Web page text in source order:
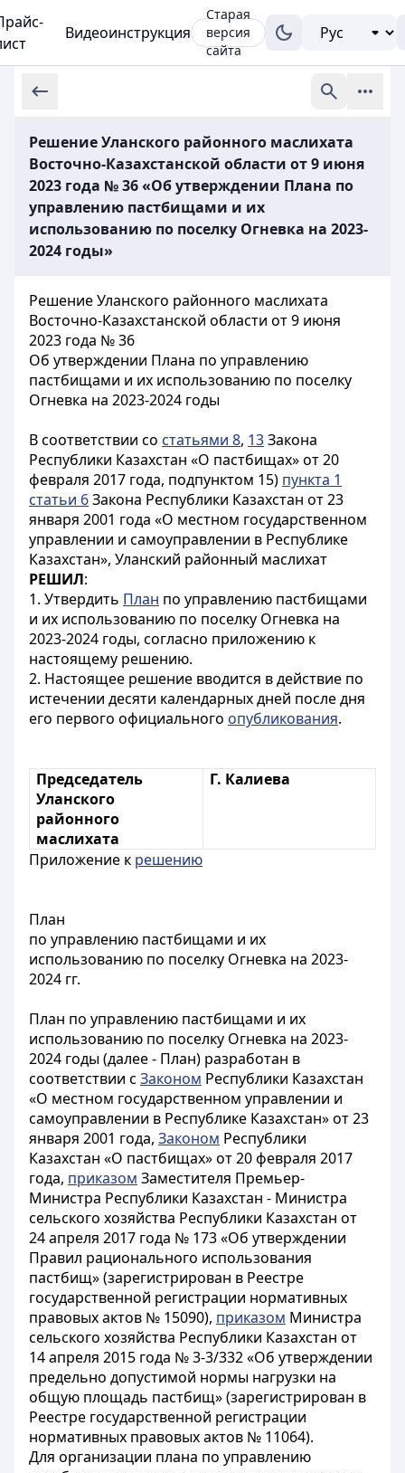
Видеоинструкция
Старая
версия
сайта
Решение Уланского районного маслихата
Восточно-Казахстанской области от 9 июня
2023 года № 36 «Об утверждении Плана по
управлению пастбищами и их
использованию по поселку Огневка на 2023-
2024 годы»
Решение Уланского районного маслихата
Восточно-Казахстанской области от 9 июня
2023 года № 36
Об утверждении Плана по управлению
пастбищами и их использованию по поселку
Огневка на 2023-2024 годы
В соответствии со статьями 8, 13Закона
Республики Казахстан «О пастбищах» от 20
февраля 2017 года, подпунктом 15) пункта 1
статьи 6Закона Республики Казахстан от 23
января 2001 года «О местном государственном
управлении и самоуправлении в Республике
Казахстан», Уланский районный маслихат
РЕШИЛ:
1. Утвердить План по управлению пастбищами
и их использованию по поселку Огневка на
2023-2024 годы, согласно приложению к
настоящему решению.
2. Настоящее решение вводится в действие по
истечении десяти календарных дней после дня
его первого официального опубликования.
Председатель
Уланского
районного
маслихата
Г. Калиева
Приложение к решению
План
по управлению пастбищами и их
использованию по поселку Огневка на 2023-
2024 гг.
План по управлению пастбищами и их
использованию по поселку Огневка на 2023-
2024 годы (далее - План) разработан в
соответствии с Законом Республики Казахстан
«О местном государственном управлении и
самоуправлении в Республике Казахстан» от 23
января 2001 года, Законом Республики
Казахстан «О пастбищах» от 20 февраля 2017
года, приказом Заместителя Премьер-
Министра Республики Казахстан - Министра
сельского хозяйства Республики Казахстан от
24 апреля 2017 года № 173 «Об утверждении
Правил рационального использования
пастбищ» (зарегистрирован в Реестре
государственной регистрации нормативных
правовых актов № 15090), приказом Министра
сельского хозяйства Республики Казахстан от
14 апреля 2015 года № 3-3/332 «Об утверждении
предельно допустимой нормы нагрузки на
общую площадь пастбищ» (зарегистрирован в
Реестре государственной регистрации
нормативных правовых актов № 11064).
Для организации плана по управлению